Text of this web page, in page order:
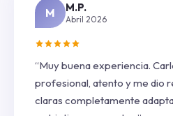
M M.P.
Abril 2026
“Muy buena experiencia.
profesional, atento y me dio
claras completamente